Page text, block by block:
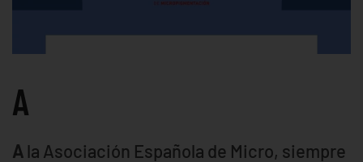
A
A la Asociación Española de Micro, siempre